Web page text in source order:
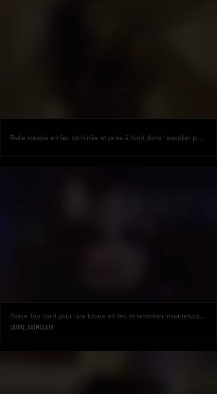
Belle rousse en feu dominée et prise à fond dans l'escalier par un maître chanteur pervers
Baise Top hard pour une brune en feu et tentation insoutenable pour la belle Laure d'y participer
LAURE SAINCLAIR